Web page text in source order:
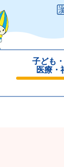
子ども
医療・
じ